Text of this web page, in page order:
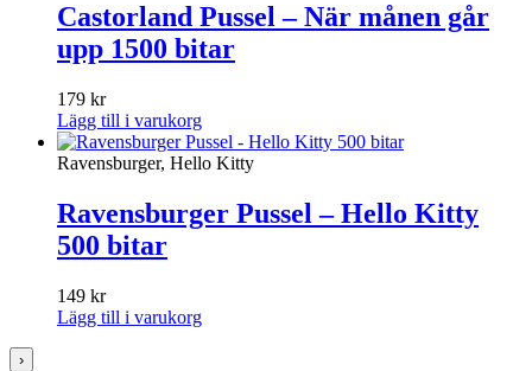
Castorland Pussel – När månen går
upp 1500 bitar
179 kr
Lägg till i varukorg
Ravensburger, Hello Kitty
Ravensburger Pussel – Hello Kitty
500 bitar
149 kr
Lägg till i varukorg
›